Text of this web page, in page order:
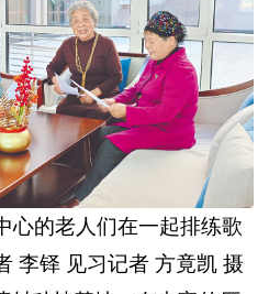
心的老人们在一起排练歌
李铎 见习记者 方竟凯 摄